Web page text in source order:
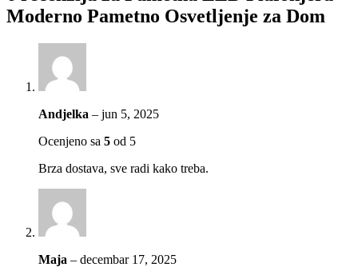
Moderno Pametno Osvetljenje za Dom
Andjelka – jun 5, 2025
Ocenjeno sa 5 od 5
Brza dostava, sve radi kako treba.
Maja – decembar 17, 2025